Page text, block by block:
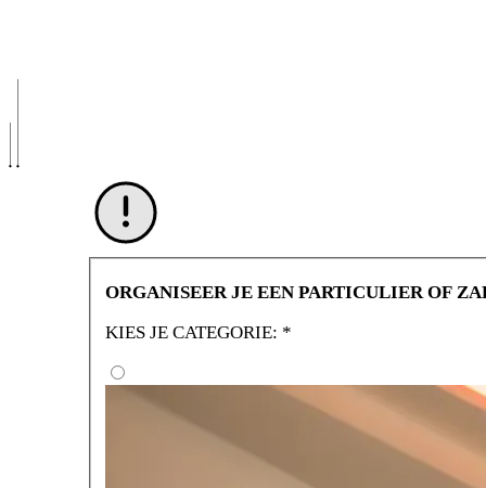
ORGANISEER JE EEN PARTICULIER OF
KIES JE CATEGORIE: *